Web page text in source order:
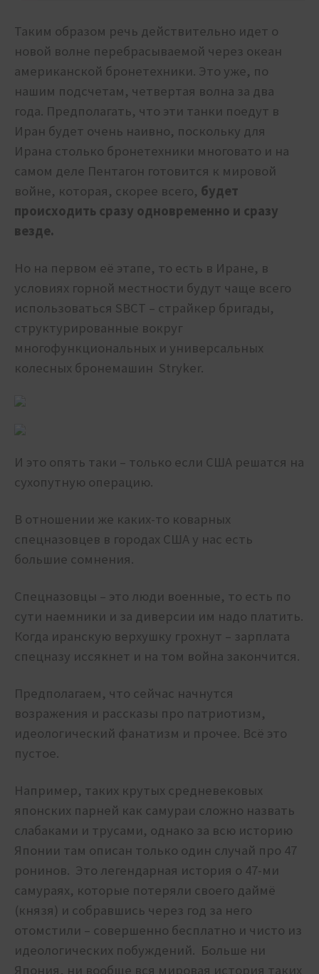
Таким образом речь действительно идет о
новой волне перебрасываемой через океан
американской бронетехники. Это уже, по
нашим подсчетам, четвертая волна за два
года. Предполагать, что эти танки поедут в
Иран будет очень наивно, поскольку для
Ирана столько бронетехники многовато и на
самом деле Пентагон готовится к мировой
войне, которая, скорее всего, будет
происходить сразу одновременно и сразу
везде.
Но на первом её этапе, то есть в Иране, в
условиях горной местности будут чаще всего
использоваться SBCT – страйкер бригады,
структурированные вокруг
многофункциональных и универсальных
колесных бронемашин Stryker.
И это опять таки – только если США решатся на
сухопутную операцию.
В отношении же каких-то коварных
спецназовцев в городах США у нас есть
большие сомнения.
Спецназовцы – это люди военные, то есть по
сути наемники и за диверсии им надо платить.
Когда иранскую верхушку грохнут – зарплата
спецназу иссякнет и на том война закончится.
Предполагаем, что сейчас начнутся
возражения и рассказы про патриотизм,
идеологический фанатизм и прочее. Всё это
пустое.
Например, таких крутых средневековых
японских парней как самураи сложно назвать
слабаками и трусами, однако за всю историю
Японии там описан только один случай про 47
ронинов. Это легендарная история о 47-ми
самураях, которые потеряли своего даймё
(князя) и собравшись через год за него
отомстили – совершенно бесплатно и чисто из
идеологических побуждений. Больше ни
Япония, ни вообще вся мировая история таких